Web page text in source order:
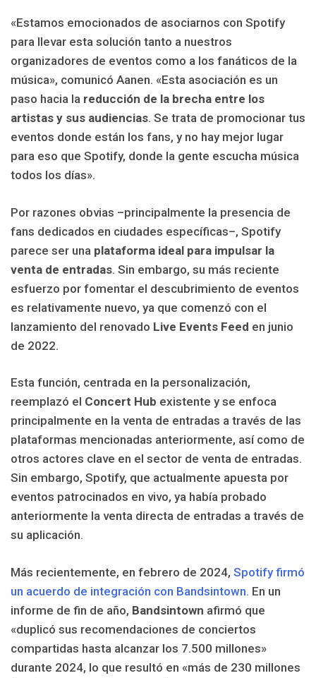
«Estamos emocionados de asociarnos con Spotify
para llevar esta solución tanto a nuestros
organizadores de eventos como a los fanáticos de la
música», comunicó Aanen. «Esta asociación es un
paso hacia la reducción de la brecha entre los
artistas y sus audiencias. Se trata de promocionar tus
eventos donde están los fans, y no hay mejor lugar
para eso que Spotify, donde la gente escucha música
todos los días».
Por razones obvias –principalmente la presencia de
fans dedicados en ciudades específicas–, Spotify
parece ser una plataforma ideal para impulsar la
venta de entradas. Sin embargo, su más reciente
esfuerzo por fomentar el descubrimiento de eventos
es relativamente nuevo, ya que comenzó con el
lanzamiento del renovado Live Events Feed en junio
de 2022.
Esta función, centrada en la personalización,
reemplazó el Concert Hub existente y se enfoca
principalmente en la venta de entradas a través de las
plataformas mencionadas anteriormente, así como de
otros actores clave en el sector de venta de entradas.
Sin embargo, Spotify, que actualmente apuesta por
eventos patrocinados en vivo, ya había probado
anteriormente la venta directa de entradas a través de
su aplicación.
Más recientemente, en febrero de 2024, Spotify firmó
un acuerdo de integración con Bandsintown. En un
informe de fin de año, Bandsintown afirmó que
«duplicó sus recomendaciones de conciertos
compartidas hasta alcanzar los 7.500 millones»
durante 2024, lo que resultó en «más de 230 millones